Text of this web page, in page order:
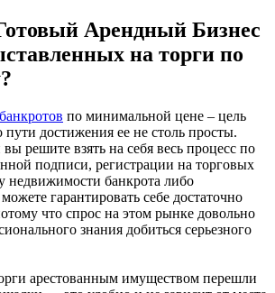
Арендный Бизнес
на торги по
по минимальной цене – цель
пути достижения ее не столь просты.
решите взять на себя весь процесс по
подписи, регистрации на торговых
недвижимости банкрота либо
гарантировать себе достаточно
что спрос на этом рынке довольно
знания добиться серьезного
арестованным имуществом перешли